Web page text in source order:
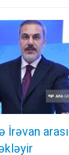
İrəvan